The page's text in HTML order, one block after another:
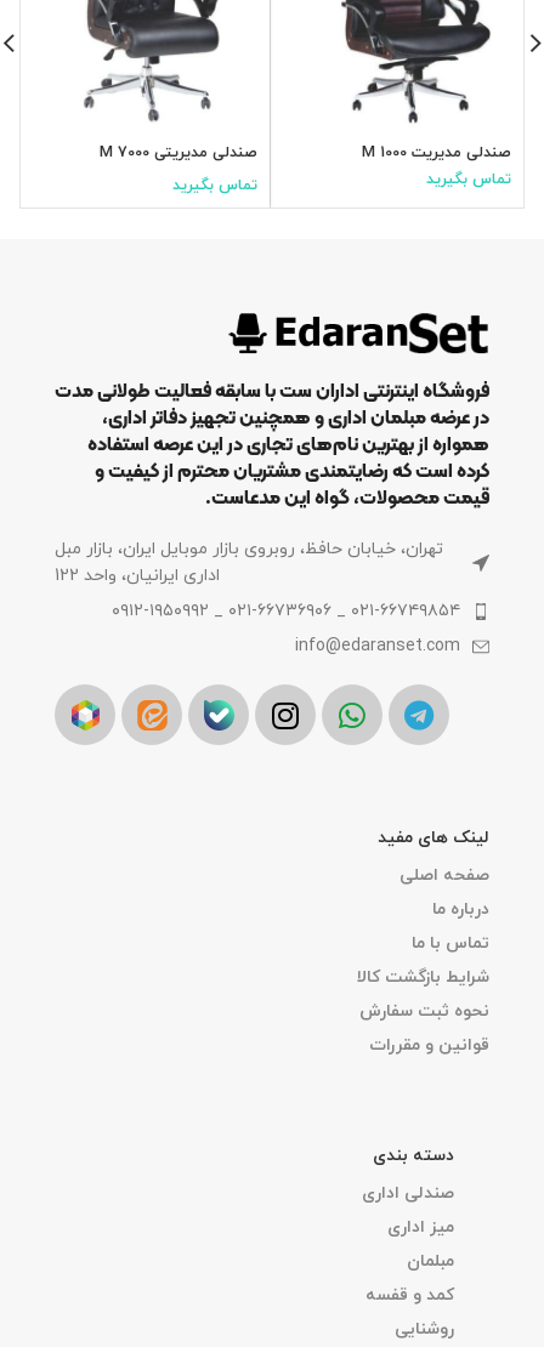
صندلی مدیریت M 1000
تماس بگیرید
صندلی مدیریتی M 7000
تماس بگیرید
فروشگاه اینترنتی اداران ست با سابقه فعالیت طولانی مدت
در عرضه مبلمان اداری و همچنین تجهیز دفاتر اداری،
همواره از بهترین نام‌های تجاری در این عرصه استفاده
کرده است که رضایتمندی مشتریان محترم از کیفیت و
قیمت محصولات، گواه این مدعاست.
تهران، خیابان حافظ، روبروی بازار موبایل ایران، بازار مبل
اداری ایرانیان، واحد 122
۰۲۱-۶۶۷۴۹۸۵۴ _ ۰۲۱-۶۶۷۳۶۹۰۶ _ ۰۹۱۲-۱۹۵۰۹۹۲
info@edaranset.com
لینک های مفید
صفحه اصلی
درباره ما
تماس با ما
شرایط بازگشت کالا
نحوه ثبت سفارش
قوانین و مقررات
دسته بندی
صندلی اداری
میز اداری
مبلمان
کمد و قفسه
روشنایی